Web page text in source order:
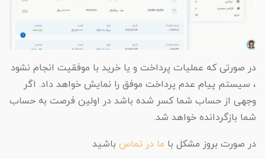
در صورتی که عملیات پرداخت و یا خرید با موفقیت انجام نشود
، سیستم پیام عدم پرداخت موفق را نمایش خواهد داد. اگر
وجهی از حساب شما کسر شده باشد در اولین فرصت به حساب
شما بازگردانده خواهد شد.
در صورت بروز مشکل با ما در تماس باشید